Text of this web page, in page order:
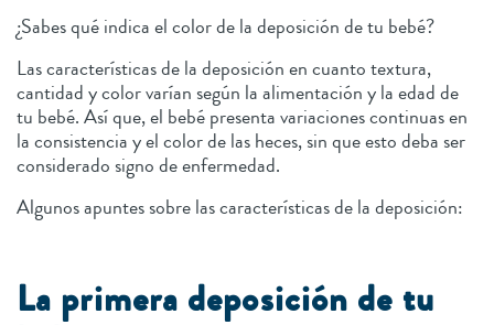
¿Sabes qué indica el color de la deposición de tu bebé?
Las características de la deposición en cuanto textura,
cantidad y color varían según la alimentación y la edad de
tu bebé. Así que, el bebé presenta variaciones continuas en
la consistencia y el color de las heces, sin que esto deba ser
considerado signo de enfermedad.
Algunos apuntes sobre las características de la deposición:
La primera deposición de tu